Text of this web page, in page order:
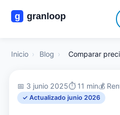
Inicio › Blog › Comparar
📅 3 junio 2025⏱️ 11 min💰
✓ Actualizado junio 2026